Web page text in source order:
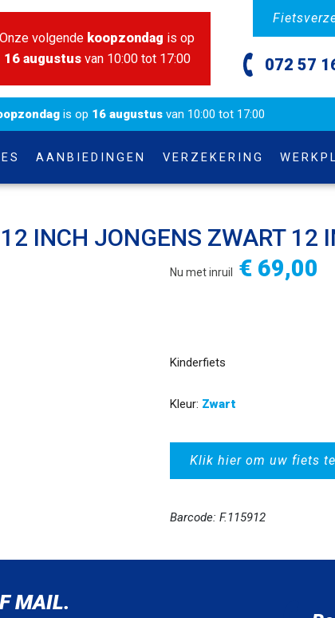
Onze volgende koopzondag is op
16 augustusvan 10:00 tot 17:00 072 57
is op 16 augustus van 10:00 tot 17:00
AANBIEDINGEN VERZEKERING
INCH JONGENS ZWART 12
Nu met inruil € 69,00
Kinderfiets
Kleur: Zwart
Klik hier om uw fiets
Barcode: F.115912
MAIL.